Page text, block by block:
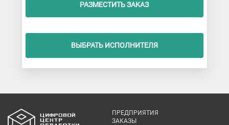
РАЗМЕСТИТЬ ЗАКАЗ
ВЫБРАТЬ ИСПОЛНИТЕЛЯ
ПРЕДПРИЯТИЯ
ЗАКАЗЫ